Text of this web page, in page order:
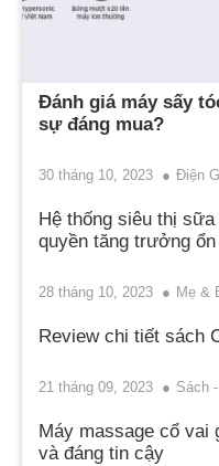
Đánh giá máy sấy
sự đáng mua?
30 tháng 10, 2023 Điện
Hệ thống siêu thị
quyền tăng trưởng ổn
28 tháng 10, 2023 Mẹ &
Review chi tiết sách
21 tháng 09, 2023 Sách
Máy massage cổ vai
và đáng tin cậy